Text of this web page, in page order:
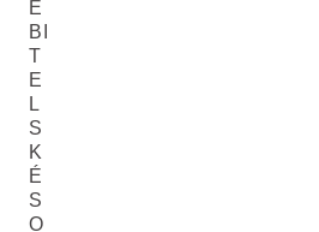
E
BI
T
E
L
S
K
É
S
O